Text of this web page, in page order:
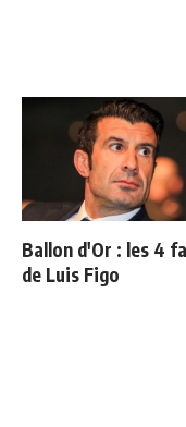
Ballon d'Or : les 4
de Luis Figo